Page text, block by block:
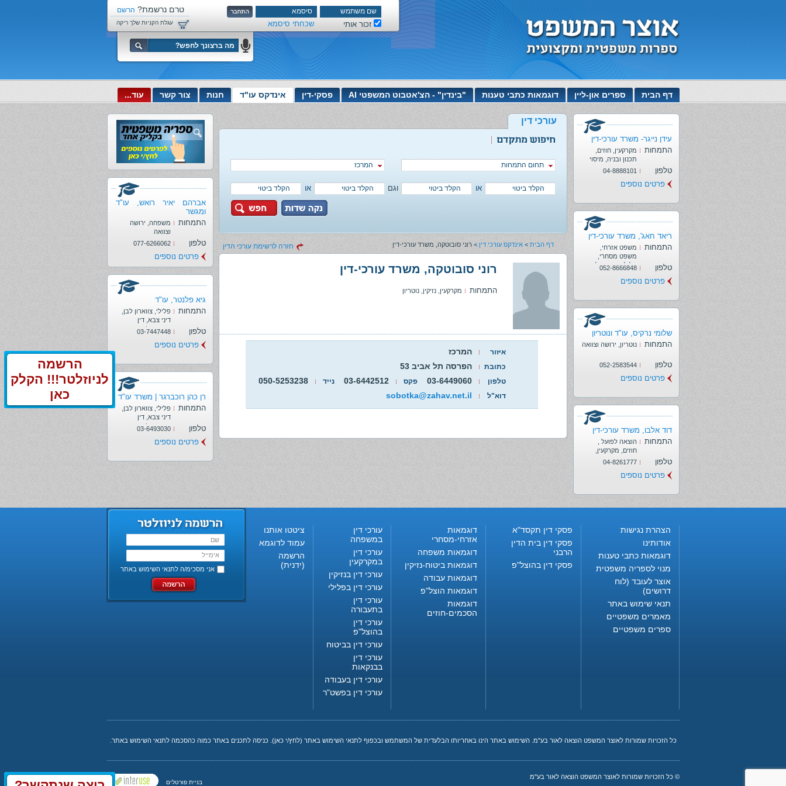
זכור אותי שכחתי סיסמא
טרם נרשמת? הרשם
עכשיו!
עגלת הקניות שלך ריקה
דף הבית ספרים און-ליין דוגמאות כתבי טענות "בינדין" - הצ'אטבוט המשפטי AI פסקי-דין אינדקס עו"ד חנות צור קשר עוד...
עידן נייגר- משרד עורכי-דין
התמחות
מקרקעין, חוזים,
תכנון ובניה, מיסוי
מקרקעין, משפט
טלפון 04-8888101
פרטים נוספים
ריאד חאג', משרד עורכי-דין
התמחות
משפט אזרחי,
משפט מסחרי,
פלילי, צווארון לבן
טלפון 052-8666848
פרטים נוספים
שלומי נרקיס, עו"ד ונוטריון
התמחות
נוטריון, ירושה וצוואה
טלפון 052-2583544
פרטים נוספים
דוד אלבו, משרד עורכי-דין
התמחות
הוצאה לפועל ,
חוזים, מקרקעין,
משפחה, משפט
עבודה
טלפון 04-8261777
פרטים נוספים
עורכי דין
תחום התמחות המרכז
או וגם או
חזרה לרשימת עורכי הדין דף הבית > אינדקס עורכי דין > רוני סובוטקה, משרד עורכי-דין
רוני סובוטקה, משרד עורכי-דין
התמחות מקרקעין, נזיקין, נוטריון
איזור המרכז
כתובת הפרסה תל אביב 53
טלפון 03-6449060 פקס נייד
דוא"ל sobotka@zahav.net.il
אברהם יאיר רואש, עו"ד
ומגשר
התמחות
משפחה, ירושה
וצוואה
טלפון 077-6266062
פרטים נוספים
גיא פלנטר, עו"ד
התמחות
פלילי, צווארון לבן,
דיני צבא, דין
משמעתי/אתיקה
מקצועית
טלפון 03-7447448
פרטים נוספים
רן כהן רוכברגר | משרד עו"ד
התמחות
פלילי, צווארון לבן,
דיני צבא, דין
משמעתי/אתיקה
הביטחון
טלפון 03-6493030
פרטים נוספים
הצהרת נגישות
אודותינו
דוגמאות כתבי טענות
מנוי לספריה משפטית
אוצר לעובד (לוח
דרושים)
תנאי שימוש באתר
מאמרים משפטיים
ספרים משפטיים
פסקי דין תקסד"א
פסקי דין בית הדין
הרבני
פסקי דין בהוצל"פ
דוגמאות
אזרחי-מסחרי
דוגמאות משפחה
דוגמאות ביטוח-נזיקין
דוגמאות עבודה
דוגמאות הוצל"פ
דוגמאות
הסכמים-חוזים
עורכי דין
במשפחה
עורכי דין
במקרקעין
עורכי דין בנזיקין
עורכי דין בפלילי
עורכי דין
בתעבורה
עורכי דין
בהוצל"פ
עורכי דין בביטוח
עורכי דין
בבנקאות
עורכי דין בעבודה
עורכי דין בפשט"ר
ציטטו אותנו
עמוד לדוגמא
הרשמה
(ידנית)
אני מסכימ/ה לתנאי השימוש באתר
כל הזכויות שמורות לאוצר המשפט הוצאה לאור בע"מ. השימוש באתר הינו באחריותו הבלעדית של המשתמש ובכפוף לתנאי השימוש באתר (לחץ/י כאן). כניסה לתכנים באתר כמוה כהסכמה לתנאי השימוש באתר.
© כל הזכויות שמורות לאוצר המשפט הוצאה לאור בע"מ
בניית פורטלים
הרשמה
לניוזלטר!!! הקלק
כאן